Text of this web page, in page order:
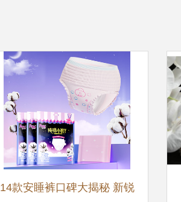
14款安睡裤口碑大揭秘 新锐